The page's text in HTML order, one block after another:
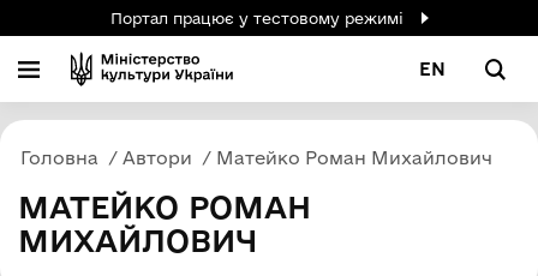
Портал працює у тестовому режимі
EN
Головна Автори Матейко Роман Михайлович
МАТЕЙКО РОМАН
МИХАЙЛОВИЧ